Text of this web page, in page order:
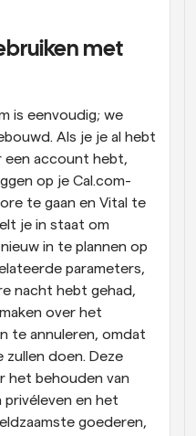
met
is eenvoudig; we
Als je je al hebt
een account hebt,
op je Cal.com-
te gaan en Vital te
je in staat om
in te plannen op
parameters,
nacht hebt gehad,
over het
te annuleren, omdat
zullen doen. Deze
het behouden van
privéleven en het
goederen,